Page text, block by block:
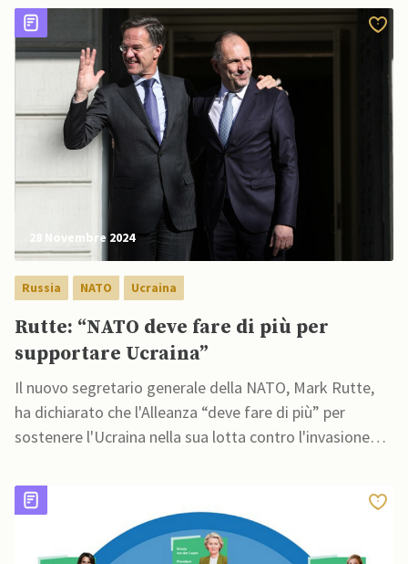
28 Novembre 2024
Russia NATO Ucraina
Rutte: “NATO deve fare di più per
supportare Ucraina”
Il nuovo segretario generale della NATO, Mark Rutte,
ha dichiarato che l'Alleanza “deve fare di più” per
sostenere l'Ucraina nella sua lotta contro l'invasione